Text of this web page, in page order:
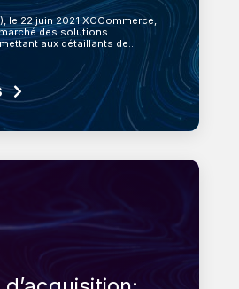
le 22 juin 2021 XCCommerce,
des solutions
aux détaillants de…